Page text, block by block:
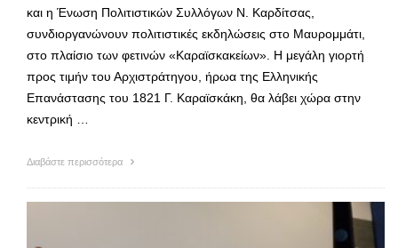
και η Ένωση Πολιτιστικών Συλλόγων Ν. Καρδίτσας,
συνδιοργανώνουν πολιτιστικές εκδηλώσεις στο Μαυρομμάτι,
στο πλαίσιο των φετινών «Καραϊσκακείων». Η μεγάλη γιορτή
προς τιμήν του Αρχιστράτηγου, ήρωα της Ελληνικής
Επανάστασης του 1821 Γ. Καραϊσκάκη, θα λάβει χώρα στην
κεντρική …
Διαβάστε περισσότερα